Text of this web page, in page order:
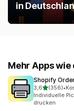
in
Mehr Apps wie
Shopify
3,6von 5
(356)
356 •
Individuelle
drucken